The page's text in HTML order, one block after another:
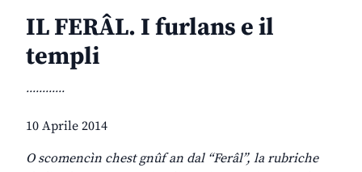
IL FERÂL. I furlans e il
templi
............
10 Aprile 2014
O scomencìn chest gnûf an dal “Ferâl”, la rubriche